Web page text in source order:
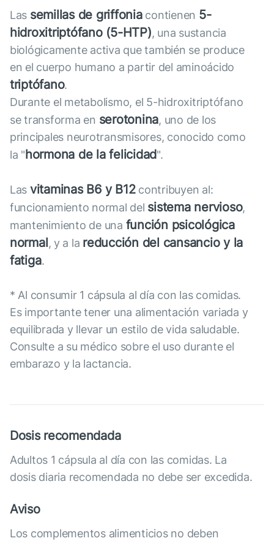
Las semillas de griffoniacontienen 5-
hidroxitriptófano (5-HTP), una sustancia
biológicamente activa que también se produce
en el cuerpo humano a partir del aminoácido
triptófano.
Durante el metabolismo, el 5-hidroxitriptófano
se transforma en serotonina, uno de los
principales neurotransmisores, conocido como
la "hormona de la felicidad".
Las vitaminas B6 y B12contribuyen al:
funcionamiento normal del sistema nervioso,
mantenimiento de una función psicológica
normal, y a la reducción del cansancio y la
fatiga.
* Al consumir 1 cápsula al día con las comidas.
Es importante tener una alimentación variada y
equilibrada y llevar un estilo de vida saludable.
Consulte a su médico sobre el uso durante el
embarazo y la lactancia.
Dosis recomendada
Adultos 1 cápsula al día con las comidas. La
dosis diaria recomendada no debe ser excedida.
Aviso
Los complementos alimenticios no deben